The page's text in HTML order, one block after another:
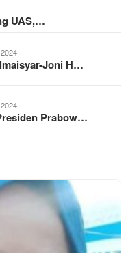
UAS,…
Joni H…
Prabow…